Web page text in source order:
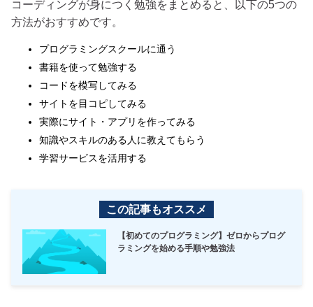
コーディングが身につく勉強をまとめると、以下の5つの
方法がおすすめです。
プログラミングスクールに通う
書籍を使って勉強する
コードを模写してみる
サイトを目コピしてみる
実際にサイト・アプリを作ってみる
知識やスキルのある人に教えてもらう
学習サービスを活用する
この記事もオススメ
【初めてのプログラミング】ゼロからプログ
ラミングを始める手順や勉強法